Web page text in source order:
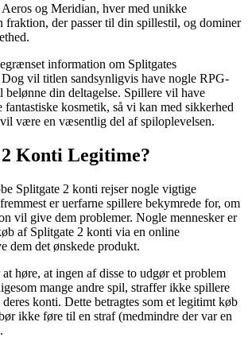
og Meridian, hver med unikke
fraktion, der passer til din spillestil, og dominer
information om Splitgates
Dog vil titlen sandsynligvis have nogle RPG-
belønne din deltagelse. Spillere vil have
kosmetik, så vi kan med sikkerhed
være en væsentlig del af spiloplevelsen.
Konti Legitime?
Splitgate 2 konti rejser nogle vigtige
er uerfarne spillere bekymrede for, om
vil give dem problemer. Nogle mennesker er
af Splitgate 2 konti via en online
dem det ønskede produkt.
høre, at ingen af disse to udgør et problem
mange andre spil, straffer ikke spillere
konti. Dette betragtes som et legitimt køb
ikke føre til en straf (medmindre der var en